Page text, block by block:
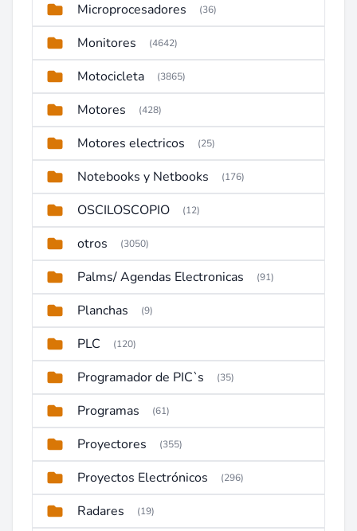
Microprocesadores (36)
Monitores (4642)
Motocicleta (3865)
Motores (428)
Motores electricos (25)
Notebooks y Netbooks (176)
OSCILOSCOPIO (12)
otros (3050)
Palms/ Agendas Electronicas (91)
Planchas (9)
PLC (120)
Programador de PIC`s (35)
Programas (61)
Proyectores (355)
Proyectos Electrónicos (296)
Radares (19)